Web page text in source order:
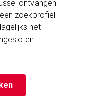
ontvangen
zoekprofiel
het